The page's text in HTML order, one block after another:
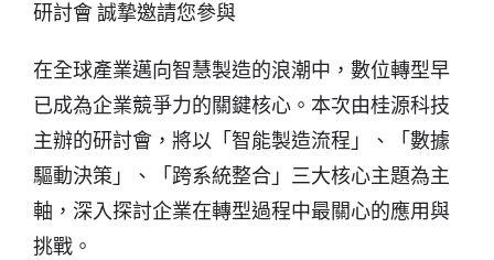
研討會 誠摯邀請您參與
在全球產業邁向智慧製造的浪潮中，數位轉型早
已成為企業競爭力的關鍵核心。本次由桂源科技
主辦的研討會，將以「智能製造流程」、「數據
驅動決策」、「跨系統整合」三大核心主題為主
軸，深入探討企業在轉型過程中最關心的應用與
挑戰。